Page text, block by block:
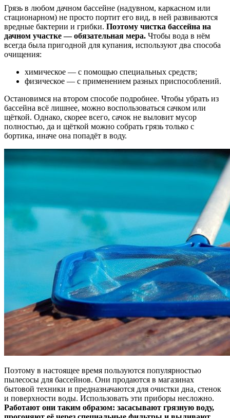
Грязь в любом дачном бассейне (надувном, каркасном или
стационарном) не просто портит его вид, в ней развиваются
вредные бактерии и грибки. Поэтому чистка бассейна на
дачном участке — обязательная мера. Чтобы вода в нём
всегда была пригодной для купания, используют два способа
очищения:
химическое — с помощью специальных средств;
физическое — с применением разных приспособлений.
Остановимся на втором способе подробнее. Чтобы убрать из
бассейна всё лишнее, можно воспользоваться сачком или
щёткой. Однако, скорее всего, сачок не выловит мусор
полностью, да и щёткой можно собрать грязь только с
бортика, иначе она попадёт в воду.
Поэтому в настоящее время пользуются популярностью
пылесосы для бассейнов. Они продаются в магазинах
бытовой техники и предназначаются для очистки дна, стенок
и поверхности воды. Использовать эти приборы несложно.
Работают они таким образом: засасывают грязную воду,